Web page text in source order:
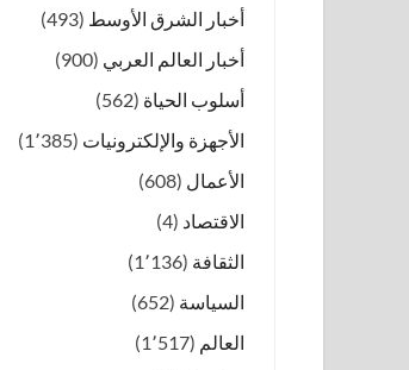
أخبار الشرق الأوسط (493)
أخبار العالم العربي (900)
أسلوب الحياة (562)
الأجهزة والإلكترونيات (1٬385)
الأعمال (608)
الاقتصاد (4)
الثقافة (1٬136)
السياسة (652)
العالم (1٬517)